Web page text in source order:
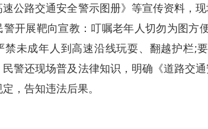
公路交通安全警示图册》等宣传资料，
警开展靶向宣教：叮嘱老年人切勿为图
禁未成年人到高速沿线玩耍、翻越护栏;
警还现场普及法律知识，明确《道路交
，告知违法后果。